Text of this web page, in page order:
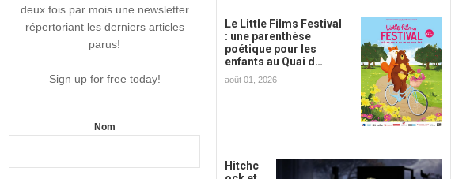
deux fois par mois une newsletter
répertoriant les derniers articles
parus!
Sign up for free today!
Nom
Le Little Films Festival
: une parenthèse
poétique pour les
enfants au Quai d…
août 01, 2026
Hitchc